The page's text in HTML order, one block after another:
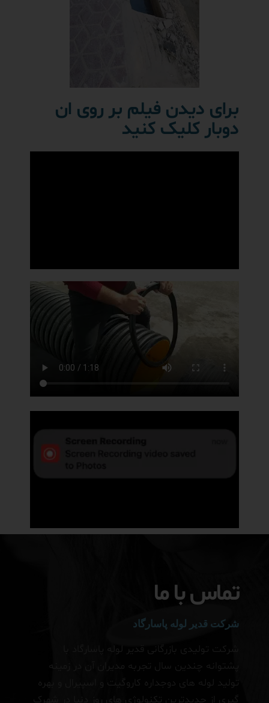
برای دیدن فیلم بر روی ان
دوبار کلیک کنید
تماس با ما
شرکت قدیر لوله پاسارگاد
شرکت تولیدی بازرگانی قدیر لوله پاسارگاد با
پشتوانه چندین سال تجربه مدیران آن در زمینه
تولید لوله های دوجداره کاروگیت و اسپیرال و بهره
گیری از جدیدترین تکنولوژی های روز دنیا در شهرک